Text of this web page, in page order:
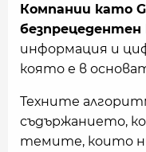
Компании като
информация и
която е в
Техните
съдържанието,
темите, които